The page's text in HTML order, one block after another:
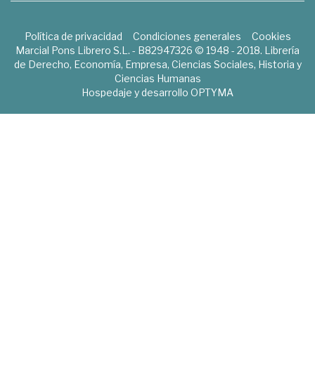
Política de privacidad Condiciones generales
Cookies
Marcial Pons Librero S.L. - B82947326 © 1948 - 2018. Librería
de Derecho, Economía, Empresa, Ciencias Sociales, Historia y
Ciencias Humanas
Hospedaje y desarrollo OPTYMA